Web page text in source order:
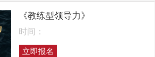
《教练型领导力》
时间：
立即报名